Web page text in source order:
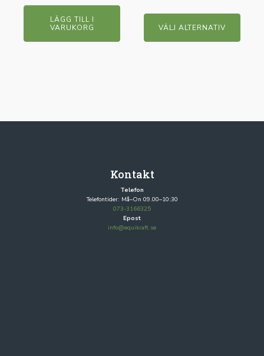
LÄGG TILL I
VARUKORG
VÄLJ ALTERNATIV
väljas
produktsidan
Kontakt
Telefon
Telefontider: Må–On 09.00–10:30
073-3166325
Epost
info@equikraft.se